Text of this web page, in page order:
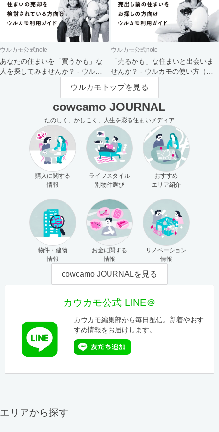
ウルカモ公式note
あなたの住まいを「買うかも」な
人を探してみませんか？ - ウルカ
ウルカモ公式note
「売るかも」な住まいと出会いま
せんか？ - ウルカモの使い方（買
主さま向け）
ウルカモトップを見る
cowcamo JOURNAL
たのしく、かしこく、人生を彩る住まいメディア
購入に関する
情報
ライフスタイル
別物件選び
おすすめ
エリア紹介
物件・建物
情報
お金に関する
情報
リノベーション
情報
cowcamo JOURNALを見る
カウカモ公式 LINE＠
カウカモ編集部から毎日配信。新着やおす
すめ情報をお届けします。
エリアから探す